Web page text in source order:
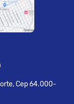
Cep 64.000-